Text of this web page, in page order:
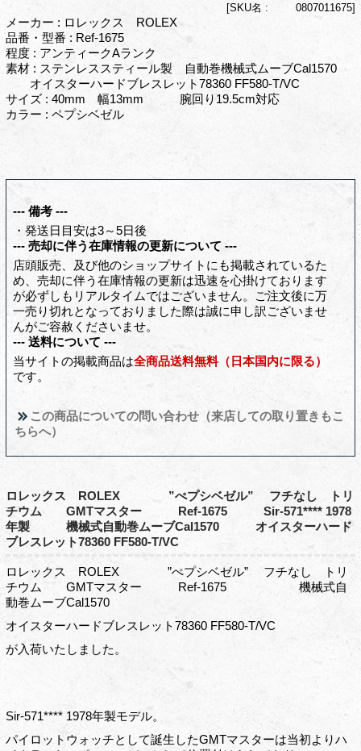
[SKU名 : 0807011675]
メーカー : ロレックス ROLEX
品番・型番 : Ref-1675
程度 : アンティークAランク
素材 : ステンレススティール製 自動巻機械式ムーブCal1570
オイスターハードブレスレット78360 FF580-T/VC
サイズ : 40mm 幅13mm 腕回り19.5cm対応
カラー : ペプシベゼル
--- 備考 ---
・発送日目安は3～5日後
--- 売却に伴う在庫情報の更新について ---
店頭販売、及び他のショップサイトにも掲載されているた
め、売却に伴う在庫情報の更新は迅速を心掛けております
が必ずしもリアルタイムではございません。ご注文後に万
一売り切れとなっておりました際は誠に申し訳ございませ
んがご容赦くださいませ。
--- 送料について ---
当サイトの掲載商品は全商品送料無料（日本国内に限る）
です。
この商品についての問い合わせ（来店しての取り置きもこ
ちらへ）
ロレックス ROLEX ”ぺプシベゼル” フチなし トリ
チウム GMTマスター Ref-1675 Sir-571**** 1978
年製 機械式自動巻ムーブCal1570 オイスターハード
ブレスレット78360 FF580-T/VC
ロレックス ROLEX ”ぺプシベゼル” フチなし トリ
チウム GMTマスター Ref-1675 機械式自
動巻ムーブCal1570
オイスターハードブレスレット78360 FF580-T/VC
が入荷いたしました。
Sir-571**** 1978年製モデル。
パイロットウォッチとして誕生したGMTマスターは当初よりハ